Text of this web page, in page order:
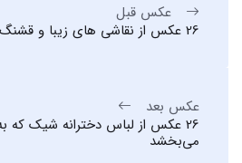
عکس قبل
26 عکس از نقاشی های زیبا و قشنگ دنیای هنر
عکس بعد
26 عکس از لباس دخترانه شیک که
می‌بخشد